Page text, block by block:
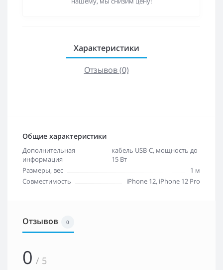
Характеристики
Отзывов (0)
Общие характеристики
Дополнительная
информация
кабель USB-C, мощность до
15 Вт
Размеры, вес
1 м
Совместимость
iPhone 12, iPhone 12 Pro
Отзывов 0
0 / 5